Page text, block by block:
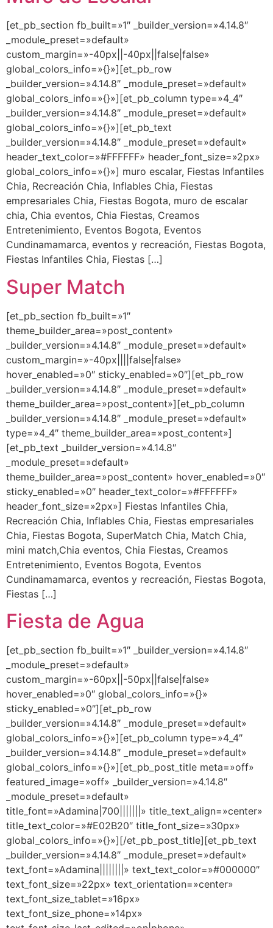
[et_pb_section fb_built=»1″ _builder_version=»4.14.8″
_module_preset=»default»
custom_margin=»-40px||-40px||false|false»
global_colors_info=»{}»][et_pb_row
_builder_version=»4.14.8″ _module_preset=»default»
global_colors_info=»{}»][et_pb_column type=»4_4″
_builder_version=»4.14.8″ _module_preset=»default»
global_colors_info=»{}»][et_pb_text
_builder_version=»4.14.8″ _module_preset=»default»
header_text_color=»#FFFFFF» header_font_size=»2px»
global_colors_info=»{}»] muro escalar, Fiestas Infantiles
Chia, Recreación Chia, Inflables Chia, Fiestas
empresariales Chia, Fiestas Bogota, muro de escalar
chia, Chia eventos, Chia Fiestas, Creamos
Entretenimiento, Eventos Bogota, Eventos
Cundinamamarca, eventos y recreación, Fiestas Bogota,
Fiestas Infantiles Chia, Fiestas […]
Super Match
[et_pb_section fb_built=»1″
theme_builder_area=»post_content»
_builder_version=»4.14.8″ _module_preset=»default»
custom_margin=»-40px||||false|false»
hover_enabled=»0″ sticky_enabled=»0″][et_pb_row
_builder_version=»4.14.8″ _module_preset=»default»
theme_builder_area=»post_content»][et_pb_column
_builder_version=»4.14.8″ _module_preset=»default»
type=»4_4″ theme_builder_area=»post_content»]
[et_pb_text _builder_version=»4.14.8″
_module_preset=»default»
theme_builder_area=»post_content» hover_enabled=»0″
sticky_enabled=»0″ header_text_color=»#FFFFFF»
header_font_size=»2px»] Fiestas Infantiles Chia,
Recreación Chia, Inflables Chia, Fiestas empresariales
Chia, Fiestas Bogota, SuperMatch Chia, Match Chia,
mini match,Chia eventos, Chia Fiestas, Creamos
Entretenimiento, Eventos Bogota, Eventos
Cundinamamarca, eventos y recreación, Fiestas Bogota,
Fiestas […]
Fiesta de Agua
[et_pb_section fb_built=»1″ _builder_version=»4.14.8″
_module_preset=»default»
custom_margin=»-60px||-50px||false|false»
hover_enabled=»0″ global_colors_info=»{}»
sticky_enabled=»0″][et_pb_row
_builder_version=»4.14.8″ _module_preset=»default»
global_colors_info=»{}»][et_pb_column type=»4_4″
_builder_version=»4.14.8″ _module_preset=»default»
global_colors_info=»{}»][et_pb_post_title meta=»off»
featured_image=»off» _builder_version=»4.14.8″
_module_preset=»default»
title_font=»Adamina|700|||||||» title_text_align=»center»
title_text_color=»#E02B20″ title_font_size=»30px»
global_colors_info=»{}»][/et_pb_post_title][et_pb_text
_builder_version=»4.14.8″ _module_preset=»default»
text_font=»Adamina||||||||» text_text_color=»#000000″
text_font_size=»22px» text_orientation=»center»
text_font_size_tablet=»16px»
text_font_size_phone=»14px»